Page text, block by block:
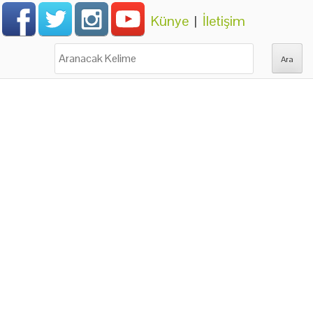
Künye | İletişim